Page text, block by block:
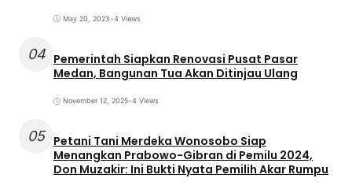
May 20, 2023•4 Views
04 Pemerintah Siapkan Renovasi Pusat Pasar
Medan, Bangunan Tua Akan Ditinjau Ulang
November 12, 2025•4 Views
05 Petani Tani Merdeka Wonosobo Siap
Menangkan Prabowo-Gibran di Pemilu 2024,
Don Muzakir: Ini Bukti Nyata Pemilih Akar Rumpu